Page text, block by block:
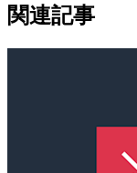
関連記事